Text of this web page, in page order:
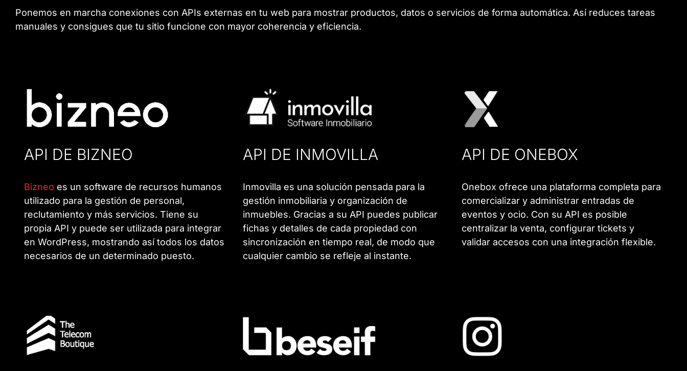
Ponemos en marcha conexiones con APIs externas en tu web para mostrar productos, datos o servicios de forma automática. Así reduces tareas
manuales y consigues que tu sitio funcione con mayor coherencia y eficiencia.
API DE BIZNEO
Bizneo es un software de recursos humanos
utilizado para la gestión de personal,
reclutamiento y más servicios. Tiene su
propia API y puede ser utilizada para integrar
en WordPress, mostrando así todos los datos
necesarios de un determinado puesto.
API DE INMOVILLA
Inmovilla es una solución pensada para la
gestión inmobiliaria y organización de
inmuebles. Gracias a su API puedes publicar
fichas y detalles de cada propiedad con
sincronización en tiempo real, de modo que
cualquier cambio se refleje al instante.
API DE ONEBOX
Onebox ofrece una plataforma completa para
comercializar y administrar entradas de
eventos y ocio. Con su API es posible
centralizar la venta, configurar tickets y
validar accesos con una integración flexible.